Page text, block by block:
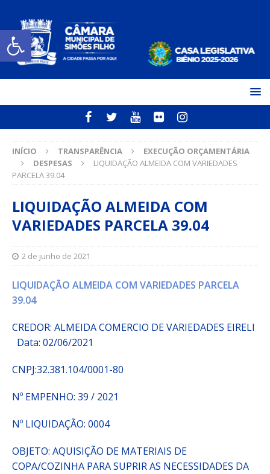
Open toolbar
INÍCIO TRANSPARÊNCIA
EXECUÇÃO ORÇAMENTÁRIA
DESPESAS
LIQUIDAÇÃO ALMEIDA COM VARIEDADES
PARCELA 39.04
LIQUIDAÇÃO ALMEIDA COM
VARIEDADES PARCELA 39.04
2 de junho de 2021
LIQUIDAÇÃO ALMEIDA COM VARIEDADES PARCELA
39.04
CREDOR: ALMEIDA COMERCIO DE VARIEDADES EIRELI
Data: 02/06/2021
CNPJ:32.381.104/0001-80
Nº EMPENHO: 39 / 2021
Nº LIQUIDAÇÃO: 0004
OBJETO: AQUISIÇÃO DE MATERIAIS DE
COPA/COZINHA PARA SUPRIR AS NECESSIDADES DA